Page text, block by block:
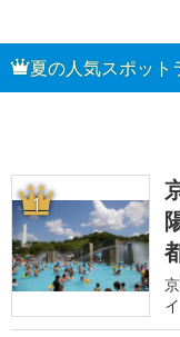
夏の人気スポット
1
イ